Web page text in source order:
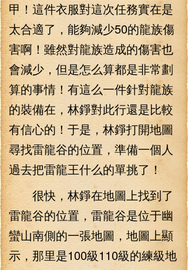
甲！這件衣服對這次任務實在是
太合適了，能夠減少50的龍族傷
害啊！雖然對龍族造成的傷害也
會減少，但是怎么算都是非常劃
算的事情！有這么一件針對龍族
的裝備在，林錚對此行還是比較
有信心的！于是，林錚打開地圖
尋找雷龍谷的位置，準備一個人
過去把雷龍王什么的單挑了！
很快，林錚在地圖上找到了
雷龍谷的位置，雷龍谷是位于幽
蠻山南側的一張地圖，地圖上顯
示，那里是100級110級的練級地